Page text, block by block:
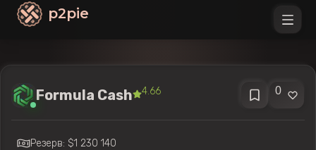
p2pie
Formula Cash 4.66 0
Резерв: $1 230 140